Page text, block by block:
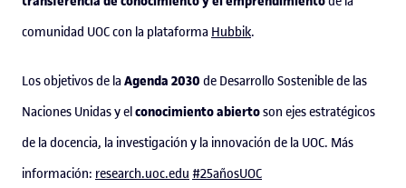
comunidad UOC con la plataforma Hubbik.
Los objetivos de la Agenda 2030 de Desarrollo Sostenible de las
Naciones Unidas y elconocimiento abiertoson ejes estratégicos
de la docencia, la investigación y la innovación de la UOC. Más
información: research.uoc.edu #25añosUOC